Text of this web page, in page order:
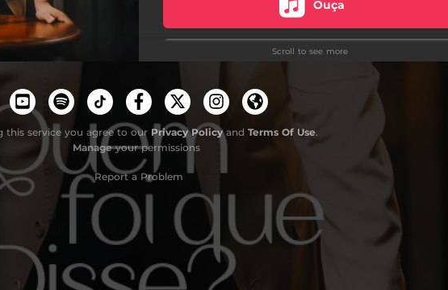
Ouça
Ouça
Scroll to see more
this service you agree to our Privacy Policyand Terms Of Use.
Manageyour permissions
Report a Problem